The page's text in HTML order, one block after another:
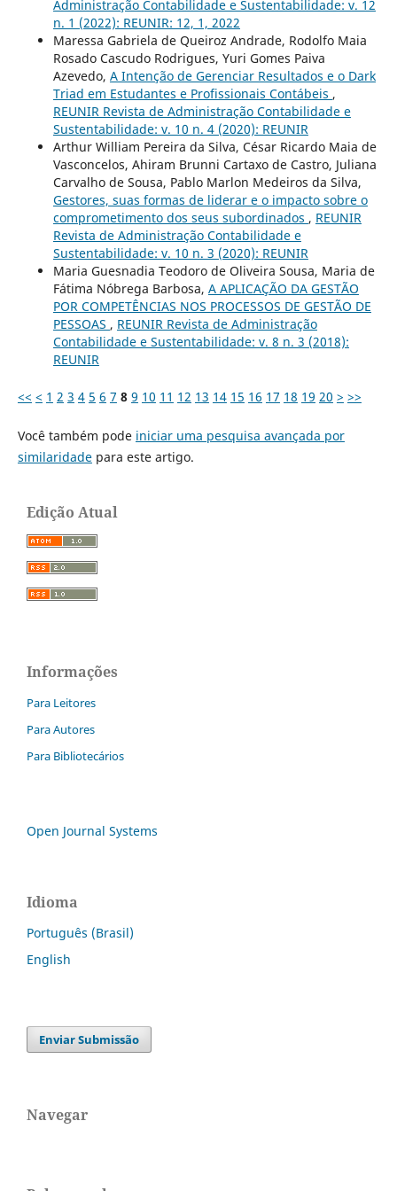
Administração Contabilidade e Sustentabilidade: v. 12
n. 1 (2022): REUNIR: 12, 1, 2022
Maressa Gabriela de Queiroz Andrade, Rodolfo Maia
Rosado Cascudo Rodrigues, Yuri Gomes Paiva
Azevedo, A Intenção de Gerenciar Resultados e o Dark
Triad em Estudantes e Profissionais Contábeis ,
REUNIR Revista de Administração Contabilidade e
Sustentabilidade: v. 10 n. 4 (2020): REUNIR
Arthur William Pereira da Silva, César Ricardo Maia de
Vasconcelos, Ahiram Brunni Cartaxo de Castro, Juliana
Carvalho de Sousa, Pablo Marlon Medeiros da Silva,
Gestores, suas formas de liderar e o impacto sobre o
comprometimento dos seus subordinados , REUNIR
Revista de Administração Contabilidade e
Sustentabilidade: v. 10 n. 3 (2020): REUNIR
Maria Guesnadia Teodoro de Oliveira Sousa, Maria de
Fátima Nóbrega Barbosa, A APLICAÇÃO DA GESTÃO
POR COMPETÊNCIAS NOS PROCESSOS DE GESTÃO DE
PESSOAS , REUNIR Revista de Administração
Contabilidade e Sustentabilidade: v. 8 n. 3 (2018):
REUNIR
<< < 1 2 3 4 5 6 7 8 9 10 11 12 13 14 15 16 17 18 19 20 > >>
Você também pode iniciar uma pesquisa avançada por
similaridadepara este artigo.
Edição Atual
Informações
Para Leitores
Para Autores
Para Bibliotecários
Open Journal Systems
Idioma
Português (Brasil)
English
Enviar Submissão
Navegar